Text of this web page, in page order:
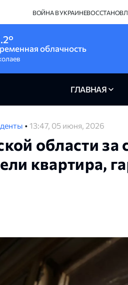
ВОЙНА В УКРАИНЕ
облачность
ГЛАВНАЯ
• 13:47, 05 июня, 2026
области за
квартира,